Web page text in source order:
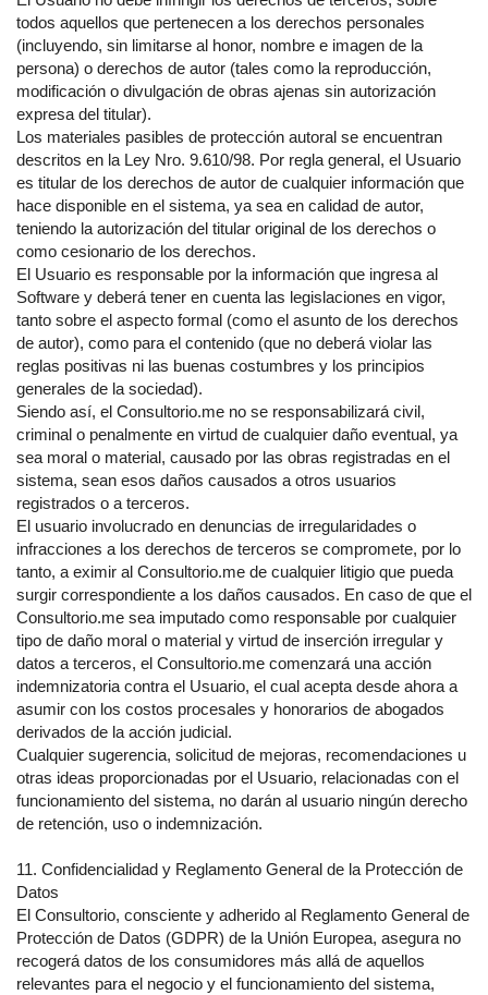
todos aquellos que pertenecen a los derechos personales
(incluyendo, sin limitarse al honor, nombre e imagen de la
persona) o derechos de autor (tales como la reproducción,
modificación o divulgación de obras ajenas sin autorización
expresa del titular).
Los materiales pasibles de protección autoral se encuentran
descritos en la Ley Nro. 9.610/98. Por regla general, el Usuario
es titular de los derechos de autor de cualquier información que
hace disponible en el sistema, ya sea en calidad de autor,
teniendo la autorización del titular original de los derechos o
como cesionario de los derechos.
El Usuario es responsable por la información que ingresa al
Software y deberá tener en cuenta las legislaciones en vigor,
tanto sobre el aspecto formal (como el asunto de los derechos
de autor), como para el contenido (que no deberá violar las
reglas positivas ni las buenas costumbres y los principios
generales de la sociedad).
Siendo así, el Consultorio.me no se responsabilizará civil,
criminal o penalmente en virtud de cualquier daño eventual, ya
sea moral o material, causado por las obras registradas en el
sistema, sean esos daños causados a otros usuarios
registrados o a terceros.
El usuario involucrado en denuncias de irregularidades o
infracciones a los derechos de terceros se compromete, por lo
tanto, a eximir al Consultorio.me de cualquier litigio que pueda
surgir correspondiente a los daños causados. En caso de que el
Consultorio.me sea imputado como responsable por cualquier
tipo de daño moral o material y virtud de inserción irregular y
datos a terceros, el Consultorio.me comenzará una acción
indemnizatoria contra el Usuario, el cual acepta desde ahora a
asumir con los costos procesales y honorarios de abogados
derivados de la acción judicial.
Cualquier sugerencia, solicitud de mejoras, recomendaciones u
otras ideas proporcionadas por el Usuario, relacionadas con el
funcionamiento del sistema, no darán al usuario ningún derecho
de retención, uso o indemnización.
11. Confidencialidad y Reglamento General de la Protección de
Datos
El Consultorio, consciente y adherido al Reglamento General de
Protección de Datos (GDPR) de la Unión Europea, asegura no
recogerá datos de los consumidores más allá de aquellos
relevantes para el negocio y el funcionamiento del sistema,